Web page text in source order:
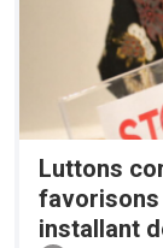
Luttons
favorisons
installant